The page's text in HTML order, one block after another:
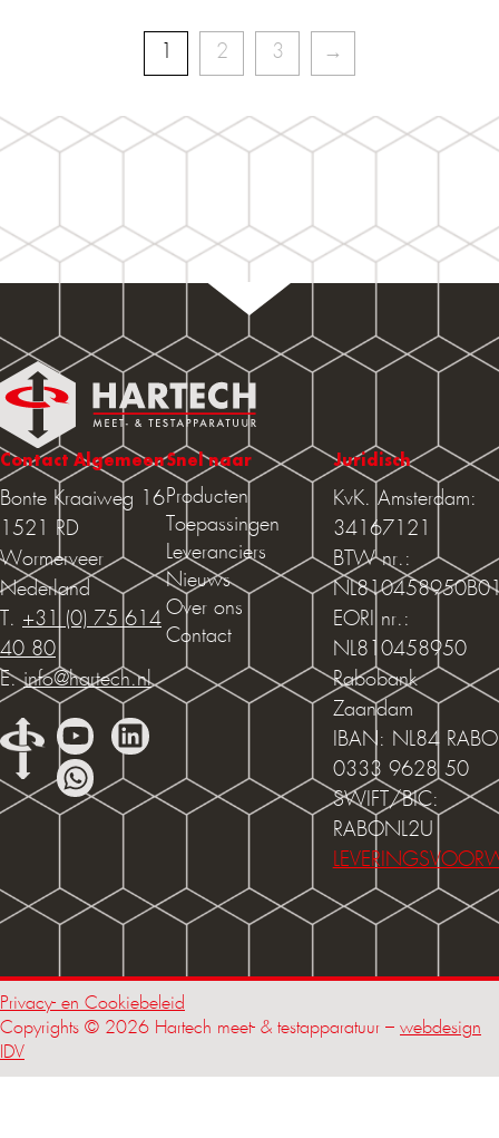
2 3 →
Contact Algemeen
Bonte Kraaiweg 16
1521 RD
Wormerveer
Nederland
T. +31 (0) 75 614
40 80
E.info@hartech.nl
Snel naar
Producten
Toepassingen
Leveranciers
Nieuws
Over ons
Contact
Juridisch
KvK. Amsterdam:
34167121
BTW nr.:
EORI nr.:
NL810458950
Rabobank
Zaandam
IBAN: NL84 RABO
0333 9628 50
SWIFT/BIC:
RABONL2U
Privacy- en Cookiebeleid
Copyrights © 2026 Hartech meet- & testapparatuur – webdesign
IDV